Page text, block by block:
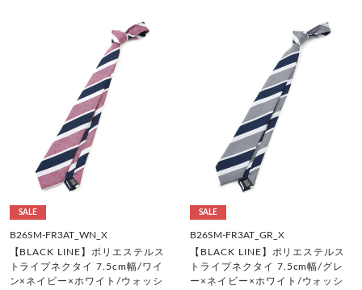
SALE
B26SM-FR3AT_WN_X
【BLACK LINE】ポリエステルス
トライプネクタイ 7.5cm幅/ワイ
ン×ネイビー×ホワイト/ウォッシ
SALE
B26SM-FR3AT_GR_X
【BLACK LINE】ポリエステルス
トライプネクタイ 7.5cm幅/グレ
ー×ネイビー×ホワイト/ウォッシ